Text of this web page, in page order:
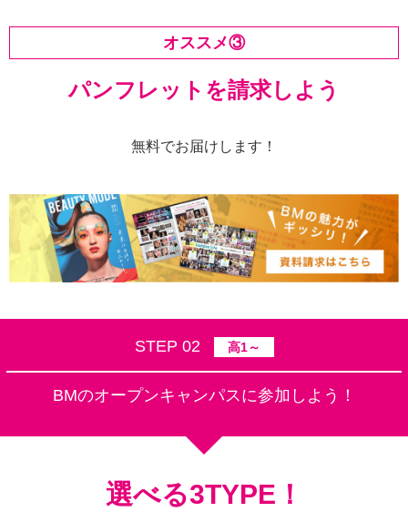
オススメ③
パンフレットを請求しよう
無料でお届けします！
STEP 02 高1～
BMのオープンキャンパスに参加しよう！
選べる3TYPE！